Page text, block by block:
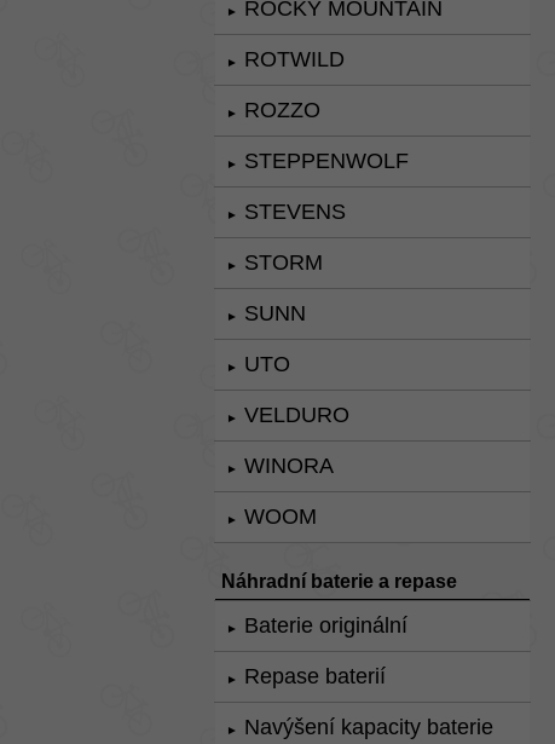
► ROCKY MOUNTAIN
► ROTWILD
► ROZZO
► STEPPENWOLF
► STEVENS
► STORM
► SUNN
► UTO
► VELDURO
► WINORA
► WOOM
Náhradní baterie a repase
► Baterie originální
► Repase baterií
► Navýšení kapacity baterie